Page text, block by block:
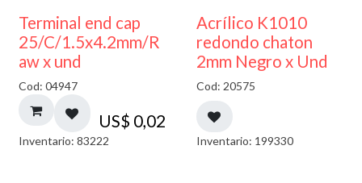
Terminal end cap
25/C/1.5x4.2mm/R
aw x und
Cod: 04947
US$ 0,02
Inventario: 83222
50% DESCUENTO
Acrílico K1010
redondo chaton
2mm Negro x Und
Cod: 20575
Inventario: 199330